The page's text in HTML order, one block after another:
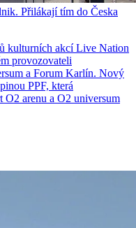
Přilákají tím do Česka
kulturních akcí Live Nation
provozovateli
a Forum Karlín. Nový
PPF, která
O2 arenu a O2 universum